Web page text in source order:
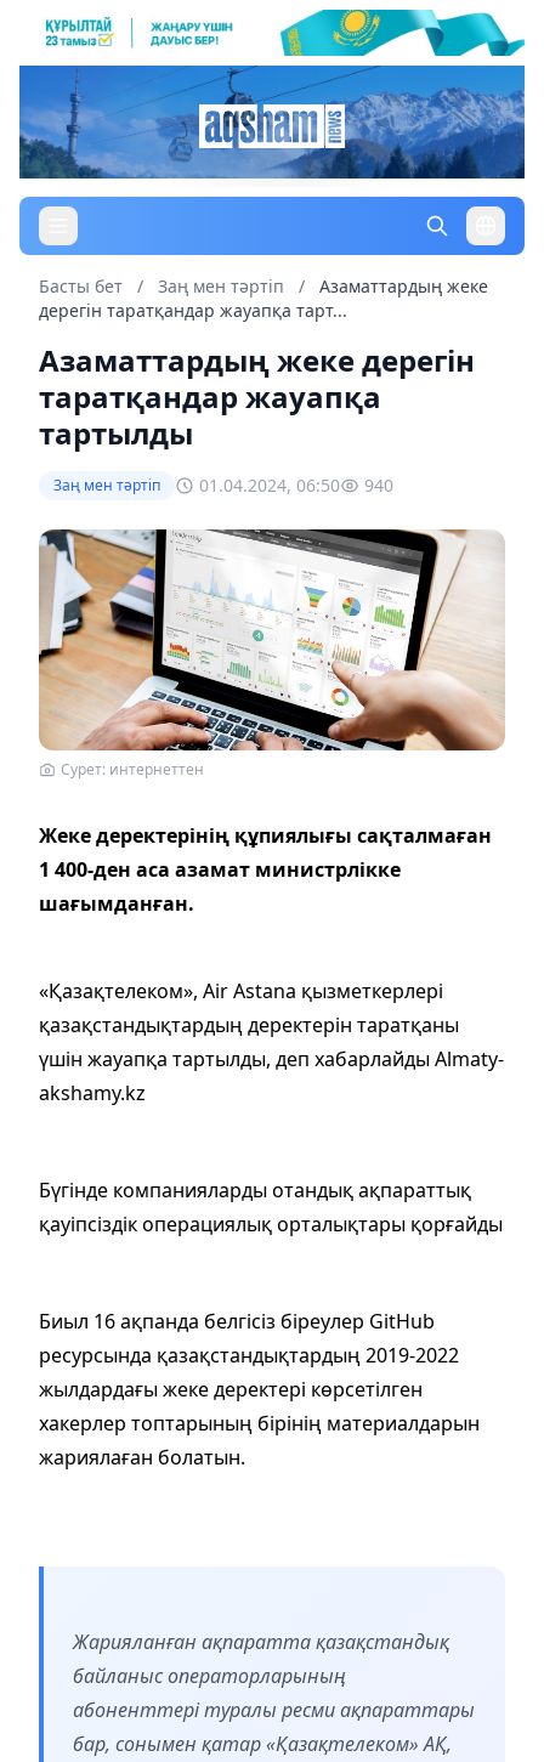
Басты бет / Заң мен тəртіп /
Азаматтардың жеке
дерегін таратқандар жауапқа тарт...
Азаматтардың жеке дерегін
таратқандар жауапқа
тартылды
Заң мен тəртіп 01.04.2024, 06:50 940
Сурет: интернеттен
Жеке деректерінің құпиялығы сақталмаған
1 400-ден аса азамат министрлікке
шағымданған.
«Қазақтелеком», Air Astana қызметкерлері
қазақстандықтардың деректерін таратқаны
үшін жауапқа тартылды, деп хабарлайды Almaty-
akshamy.kz
Бүгінде компанияларды отандық ақпараттық
қауіпсіздік операциялық орталықтары қорғайды
Биыл 16 ақпанда белгісіз біреулер GitHub
ресурсында қазақстандықтардың 2019-2022
жылдардағы жеке деректері көрсетілген
хакерлер топтарының бірінің материалдарын
жариялаған болатын.
Жарияланған ақпаратта қазақстандық
байланыс операторларының
абоненттері туралы ресми ақпараттары
бар, сонымен қатар «Қазақтелеком» АҚ,